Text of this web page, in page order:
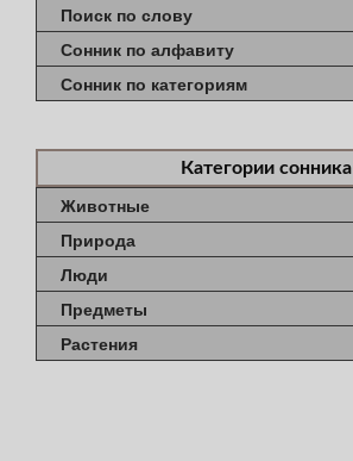
Поиск по слову
Сонник по алфавиту
Сонник по категориям
Категории сонника
Животные
Природа
Люди
Предметы
Растения